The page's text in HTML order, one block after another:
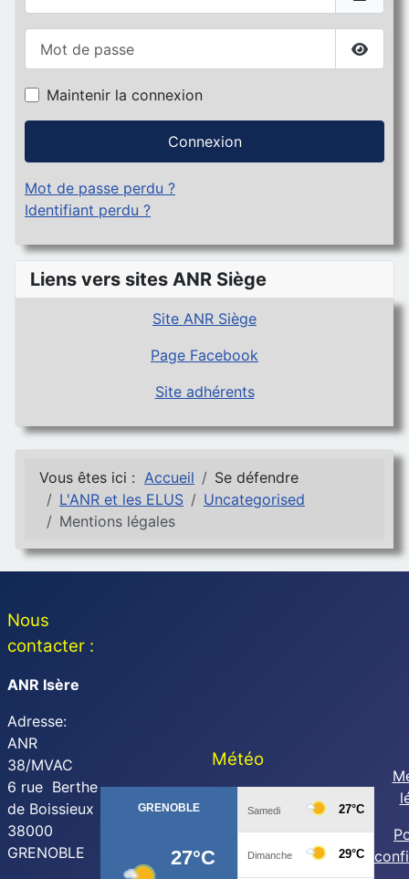
Maintenir la connexion
Connexion
Mot de passe perdu ?
Identifiant perdu ?
Liens vers sites ANR Siège
Site ANR Siège
Page Facebook
Site adhérents
Vous êtes ici : Accueil
Se défendre
L'ANR et les ELUS
Uncategorised
Mentions légales
Nous
contacter :
ANR Isère
Adresse:
ANR
38/MVAC
6 rue Berthe
de Boissieux
38000
GRENOBLE
Météo